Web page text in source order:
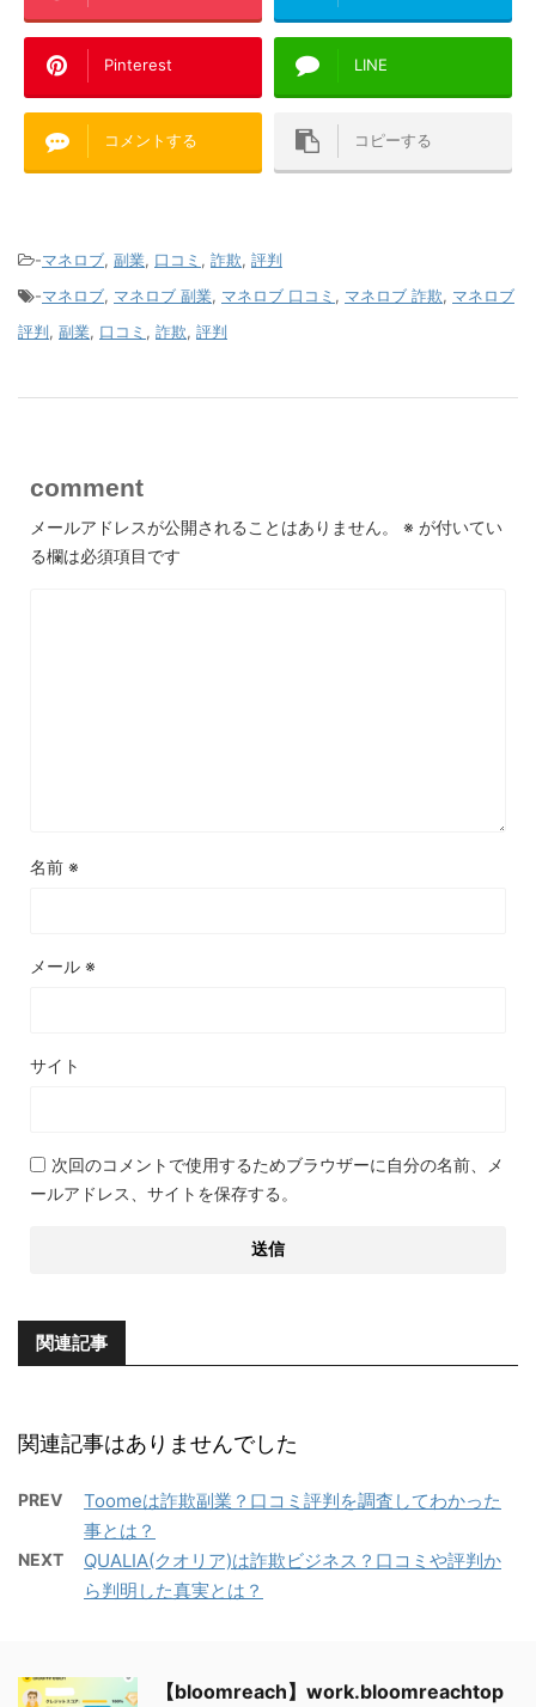
Pinterest LINE
コメントする コピーする
-マネロブ, 副業, 口コミ , 詐欺, 評判
-マネロブ, マネロブ 副業, マネロブ 口コミ , マネロブ 詐欺, マネロブ
評判, 副業, 口コミ , 詐欺, 評判
comment
メールアドレスが公開されることはありません。 ※ が付いてい
る欄は必須項目です
名前 ※
メール ※
サイト
次回のコメントで使用するためブラウザーに自分の名前、メ
ールアドレス、サイトを保存する。
関連記事
関連記事はありませんでした
PREV
Toomeは詐欺副業？口コミ評判を調査してわかった
事とは？
NEXT
QUALIA(クオリア)は詐欺ビジネス？口コミや評判か
ら判明した真実とは？
【bloomreach】work.bloomreachtop